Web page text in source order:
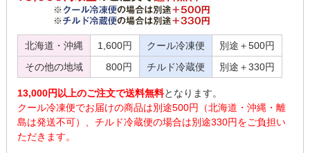
北海道・沖縄 1,600円 クール冷凍便
別途＋500円
その他の地域
800円 チルド冷蔵便 別途＋330円
13,000円以上のご注文で送料無料となります。
クール冷凍便でお届けの商品は別途500円（北海道・沖縄・離
島は発送不可）、チルド冷蔵便の場合は別途330円をご負担い
ただきます。